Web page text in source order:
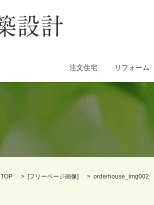
注文住宅 リフォーム
TOP [フリーページ画像] orderhouse_img002